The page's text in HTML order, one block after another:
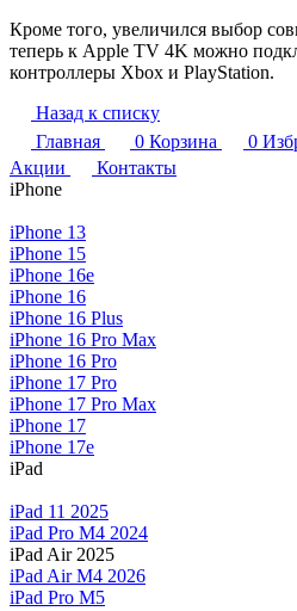
Кроме того, увеличился выбор
теперь к Apple TV 4K можно
контроллеры Xbox и PlayStation.
Назад к списку
Главная
0 Корзина 0
Акции
Контакты
iPhone
iPhone 13
iPhone 15
iPhone 16e
iPhone 16
iPhone 16 Plus
iPhone 16 Pro Max
iPhone 16 Pro
iPhone 17 Pro
iPhone 17 Pro Max
iPhone 17
iPhone 17e
iPad
iPad 11 2025
iPad Pro M4 2024
iPad Air 2025
iPad Air M4 2026
iPad Pro M5